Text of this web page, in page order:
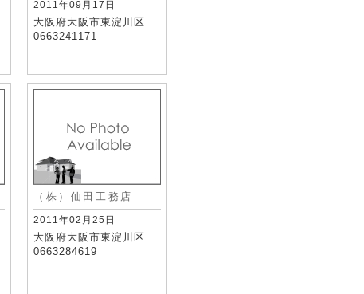
2011年09月17日
大阪府大阪市東淀川区
0663241171
（株）仙田工務店
2011年02月25日
大阪府大阪市東淀川区
0663284619